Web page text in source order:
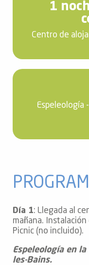
1
Centro de
Espeleología
Día 1: Llegada al
mañana.
Picnic (no incluido).
Espeleología en la
les-Bains.